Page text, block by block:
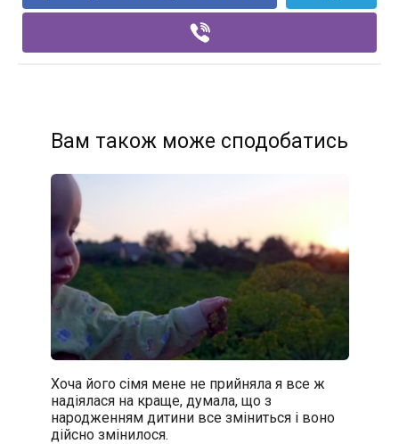
Вам також може сподобатись
Хоча його сімя мене не прийняла я все ж
надіялася на краще, думала, що з
народженням дитини все зміниться і воно
дійсно змінилося.